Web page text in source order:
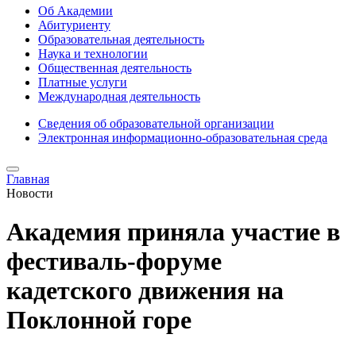
Об Академии
Абитуриенту
Образовательная деятельность
Наука и технологии
Общественная деятельность
Платные услуги
Международная деятельность
Сведения об образовательной организации
Электронная информационно-образовательная среда
Главная
Новости
Академия приняла участие в
фестиваль-форуме
кадетского движения на
Поклонной горе